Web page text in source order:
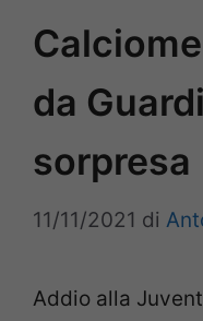
da
sorpresa
11/11/2021 di
Addio alla